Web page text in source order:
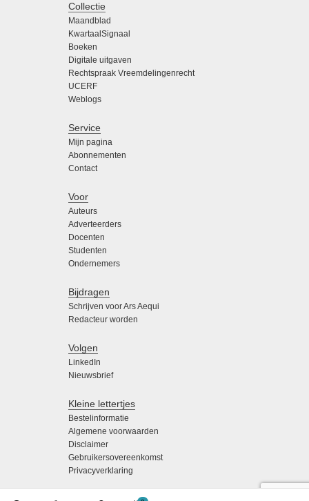
Collectie
Maandblad
KwartaalSignaal
Boeken
Digitale uitgaven
Rechtspraak Vreemdelingenrecht
UCERF
Weblogs
Service
Mijn pagina
Abonnementen
Contact
Voor
Auteurs
Adverteerders
Docenten
Studenten
Ondernemers
Bijdragen
Schrijven voor Ars Aequi
Redacteur worden
Volgen
LinkedIn
Nieuwsbrief
Kleine lettertjes
Bestelinformatie
Algemene voorwaarden
Disclaimer
Gebruikersovereenkomst
Privacyverklaring